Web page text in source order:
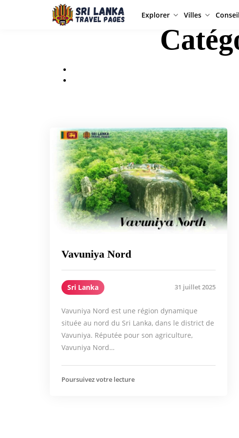
Explorer Villes
Vavuniya Nord
Sri Lanka 31 juillet 2025
Vavuniya Nord est une région dynamique
située au nord du Sri Lanka, dans le district de
Vavuniya. Réputée pour son agriculture,
Vavuniya Nord…
Poursuivez votre lecture